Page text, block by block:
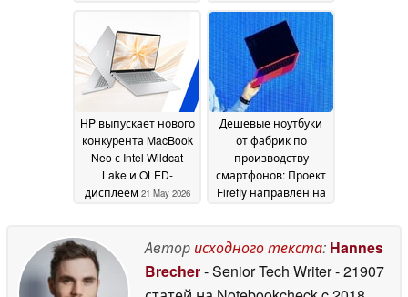
ОЗУ
31 May 2026
HP выпускает нового
конкурента MacBook
Neo с Intel Wildcat
Lake и OLED-
дисплеем 21 May 2026
Дешевые ноутбуки
от фабрик по
производству
смартфонов: Проект
Firefly направлен на
доступным19 May 2026
Авторисходного текста: Hannes
Brecher- Senior Tech Writer- 21907